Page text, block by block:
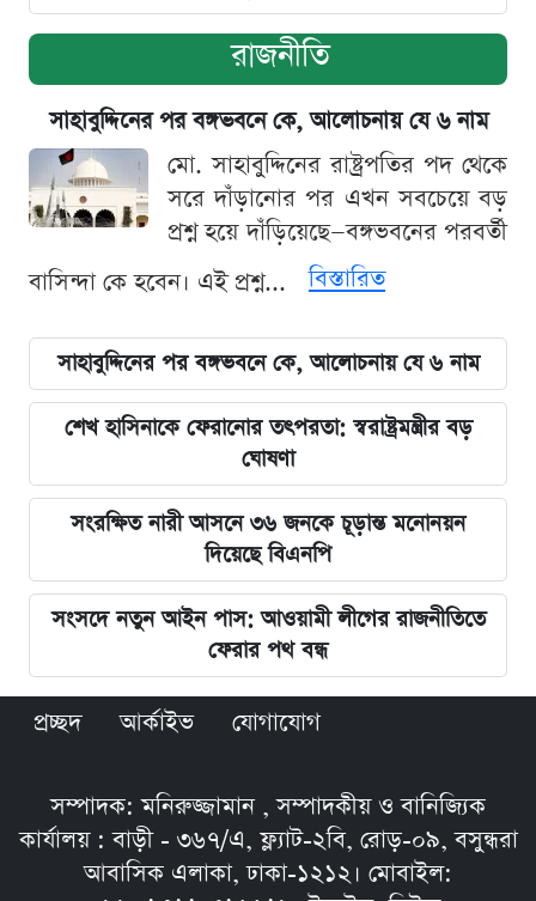
রাজনীতি
সাহাবুদ্দিনের পর বঙ্গভবনে কে, আলোচনায় যে ৬ নাম
মো. সাহাবুদ্দিনের রাষ্ট্রপতির পদ থেকে
সরে দাঁড়ানোর পর এখন সবচেয়ে বড়
প্রশ্ন হয়ে দাঁড়িয়েছে—বঙ্গভবনের পরবর্তী
বাসিন্দা কে হবেন। এই প্রশ্ন...
বিস্তারিত
সাহাবুদ্দিনের পর বঙ্গভবনে কে, আলোচনায় যে ৬ নাম
শেখ হাসিনাকে ফেরানোর তৎপরতা: স্বরাষ্ট্রমন্ত্রীর বড়
ঘোষণা
সংরক্ষিত নারী আসনে ৩৬ জনকে চূড়ান্ত মনোনয়ন
দিয়েছে বিএনপি
সংসদে নতুন আইন পাস: আওয়ামী লীগের রাজনীতিতে
ফেরার পথ বন্ধ
প্রচ্ছদ আর্কাইভ যোগাযোগ
সম্পাদক: মনিরুজ্জামান , সম্পাদকীয় ও বানিজ্যিক
কার্যালয় : বাড়ী - ৩৬৭/এ, ফ্ল্যাট-২বি, রোড়-০৯, বসুন্ধরা
আবাসিক এলাকা, ঢাকা-১২১২। মোবাইল: